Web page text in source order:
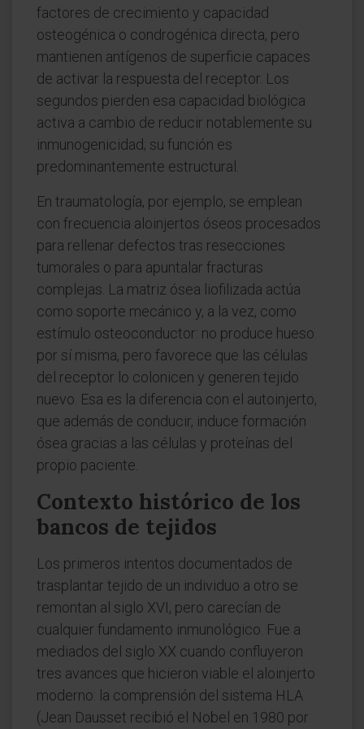
factores de crecimiento y capacidad
osteogénica o condrogénica directa, pero
mantienen antígenos de superficie capaces
de activar la respuesta del receptor. Los
segundos pierden esa capacidad biológica
activa a cambio de reducir notablemente su
inmunogenicidad; su función es
predominantemente estructural.
En traumatología, por ejemplo, se emplean
con frecuencia aloinjertos óseos procesados
para rellenar defectos tras resecciones
tumorales o para apuntalar fracturas
complejas. La matriz ósea liofilizada actúa
como soporte mecánico y, a la vez, como
estímulo osteoconductor: no produce hueso
por sí misma, pero favorece que las células
del receptor lo colonicen y generen tejido
nuevo. Esa es la diferencia con el autoinjerto,
que además de conducir, induce formación
ósea gracias a las células y proteínas del
propio paciente.
Contexto histórico de los
bancos de tejidos
Los primeros intentos documentados de
trasplantar tejido de un individuo a otro se
remontan al siglo XVI, pero carecían de
cualquier fundamento inmunológico. Fue a
mediados del siglo XX cuando confluyeron
tres avances que hicieron viable el aloinjerto
moderno: la comprensión del sistema HLA
(Jean Dausset recibió el Nobel en 1980 por